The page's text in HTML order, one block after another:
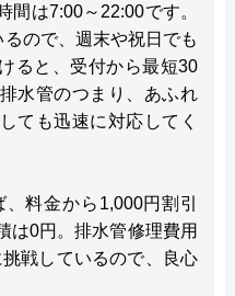
間は7:00～22:00です。
ので、週末や祝日でも
ると、受付から最短30
水管のつまり、あふれ
ても迅速に対応してく
料金から1,000円割引
は0円。排水管修理費用
戦しているので、良心